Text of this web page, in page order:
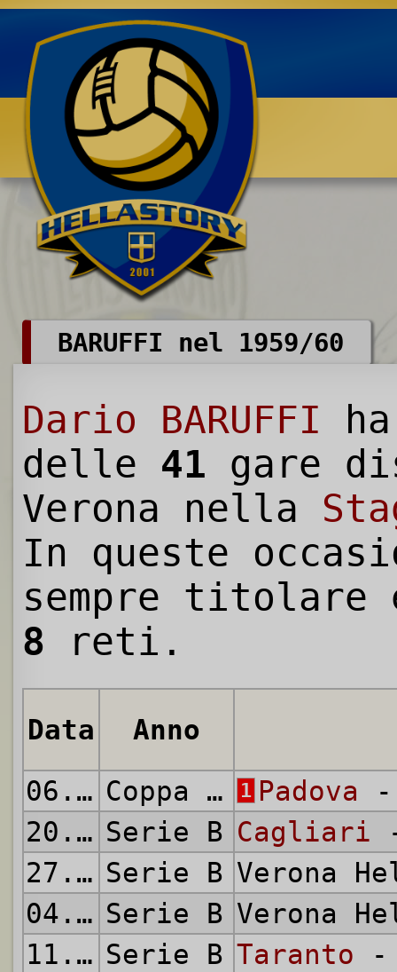
Benvenuti su HELLASTORY.net
BARUFFI nel 1959/60
Dario BARUFFI
delle 41 gare
Verona nella
In queste
sempre titolare
8 reti.
Data
Anno
06.09.1959
Coppa Italia 1 Padova -
20.09.1959 Serie B Cagliari
27.09.1959 Serie B Verona
04.10.1959 Serie B Verona
11.10.1959 Serie B Taranto -